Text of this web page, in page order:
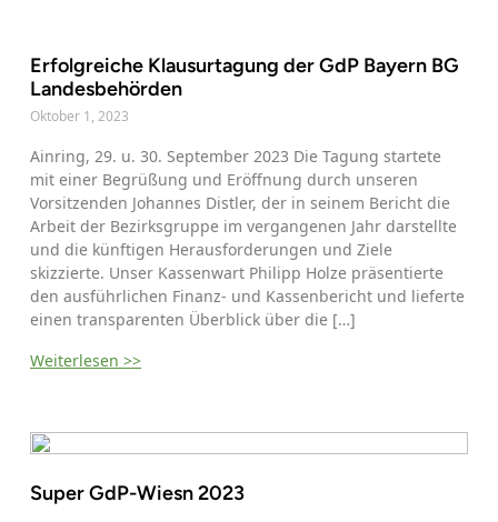
Erfolgreiche Klausurtagung der GdP Bayern BG
Landesbehörden
Oktober 1, 2023
Ainring, 29. u. 30. September 2023 Die Tagung startete
mit einer Begrüßung und Eröffnung durch unseren
Vorsitzenden Johannes Distler, der in seinem Bericht die
Arbeit der Bezirksgruppe im vergangenen Jahr darstellte
und die künftigen Herausforderungen und Ziele
skizzierte. Unser Kassenwart Philipp Holze präsentierte
den ausführlichen Finanz- und Kassenbericht und lieferte
einen transparenten Überblick über die […]
Weiterlesen >>
Super GdP-Wiesn 2023